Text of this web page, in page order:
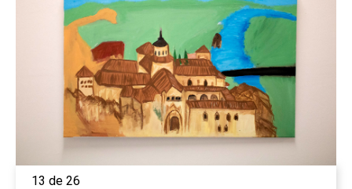
13 de 26